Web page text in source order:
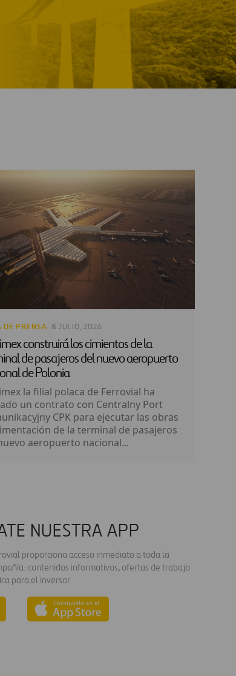
DE PRENSA· 8 JULIO, 2026
construirá los cimientos de la
de pasajeros del nuevo aeropuerto
de Polonia
la filial polaca de Ferrovial ha
un contrato con Centralny Port
CPK para ejecutar las obras
de la terminal de pasajeros
aeropuerto nacional...
NUESTRA APP
proporciona acceso inmediato a toda la
contenidos informativos, ofertas de trabajo
para el inversor.